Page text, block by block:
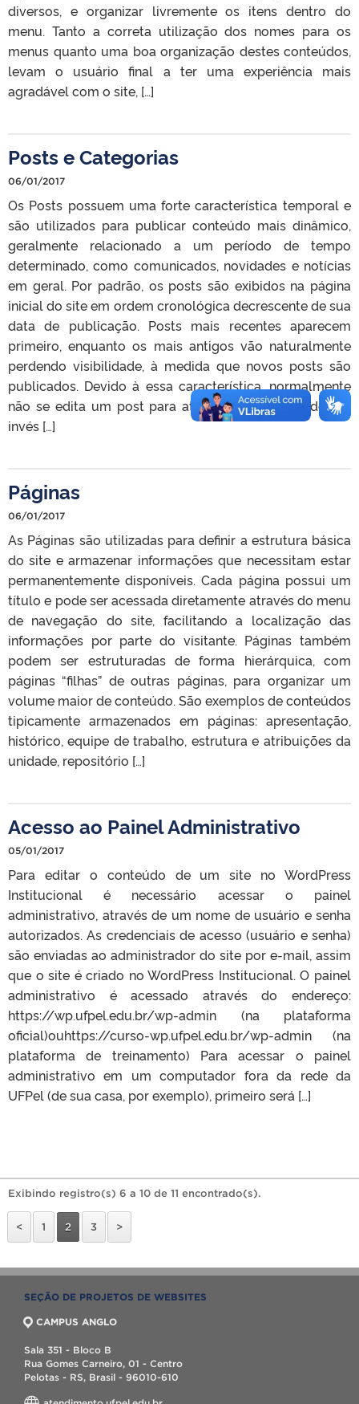
diversos, e organizar livremente os itens dentro do
menu. Tanto a correta utilização dos nomes para os
menus quanto uma boa organização destes conteúdos,
levam o usuário final a ter uma experiência mais
agradável com o site, […]
Posts e Categorias
06/01/2017
Os Posts possuem uma forte característica temporal e
são utilizados para publicar conteúdo mais dinâmico,
geralmente relacionado a um período de tempo
determinado, como comunicados, novidades e notícias
em geral. Por padrão, os posts são exibidos na página
inicial do site em ordem cronológica decrescente de sua
data de publicação. Posts mais recentes aparecem
primeiro, enquanto os mais antigos vão naturalmente
perdendo visibilidade, à medida que novos posts são
publicados. Devido à essa característica, normalmente
não se edita um post para atualizar seu conteúdo. Ao
invés […]
Páginas
06/01/2017
As Páginas são utilizadas para definir a estrutura básica
do site e armazenar informações que necessitam estar
permanentemente disponíveis. Cada página possui um
título e pode ser acessada diretamente através do menu
de navegação do site, facilitando a localização das
informações por parte do visitante. Páginas também
podem ser estruturadas de forma hierárquica, com
páginas “filhas” de outras páginas, para organizar um
volume maior de conteúdo. São exemplos de conteúdos
tipicamente armazenados em páginas: apresentação,
histórico, equipe de trabalho, estrutura e atribuições da
unidade, repositório […]
Acesso ao Painel Administrativo
05/01/2017
Para editar o conteúdo de um site no WordPress
Institucional é necessário acessar o painel
administrativo, através de um nome de usuário e senha
autorizados. As credenciais de acesso (usuário e senha)
são enviadas ao administrador do site por e-mail, assim
que o site é criado no WordPress Institucional. O painel
administrativo é acessado através do endereço:
https://wp.ufpel.edu.br/wp-admin (na plataforma
oficial)ouhttps://curso-wp.ufpel.edu.br/wp-admin (na
plataforma de treinamento) Para acessar o painel
administrativo em um computador fora da rede da
UFPel (de sua casa, por exemplo), primeiro será […]
Exibindo registro(s) 6 a 10 de 11 encontrado(s).
< 1 2 3 >
SEÇÃO DE PROJETOS DE WEBSITES
CAMPUS ANGLO
Sala 351 - Bloco B
Rua Gomes Carneiro, 01 - Centro
Pelotas - RS, Brasil - 96010-610